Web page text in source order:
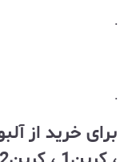
.
.
برای خرید از